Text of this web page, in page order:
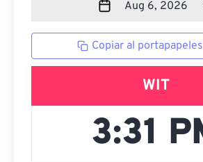
Copiar al portapapeles
WIT